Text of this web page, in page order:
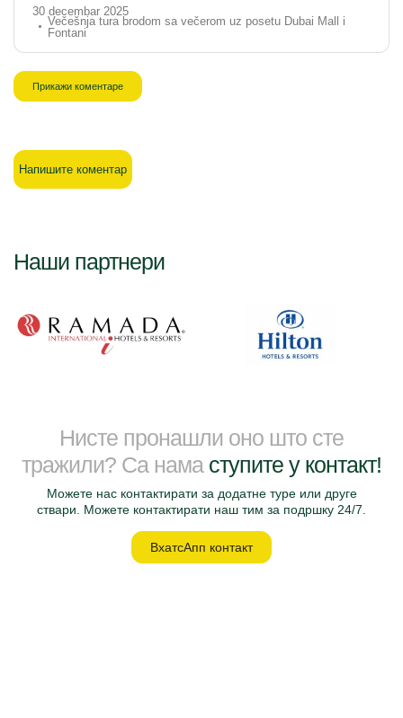
30 decembar 2025
Večešnja tura brodom sa večerom uz posetu Dubai Mall i
Fontani
Прикажи коментаре
Напишите коментар
Наши партнери
Нисте пронашли оно што сте
тражили? Са нама ступите у контакт!
Можете нас контактирати за додатне туре или друге
ствари. Можете контактирати наш тим за подршку 24/7.
ВхатсАпп контакт